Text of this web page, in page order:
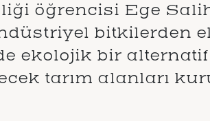
öğrencisi Ege Salih
bitkilerden
ekolojik bir
tarım alanları